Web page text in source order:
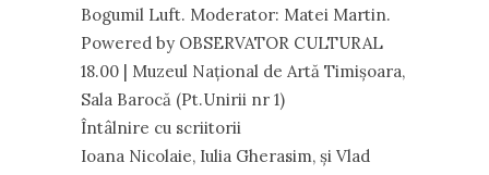
Bogumil Luft. Moderator: Matei Martin.
Powered by OBSERVATOR CULTURAL
18.00 | Muzeul Național de Artă Timișoara,
Sala Barocă (Pt.Unirii nr 1)
Întâlnire cu scriitorii
Ioana Nicolaie, Iulia Gherasim, și Vlad